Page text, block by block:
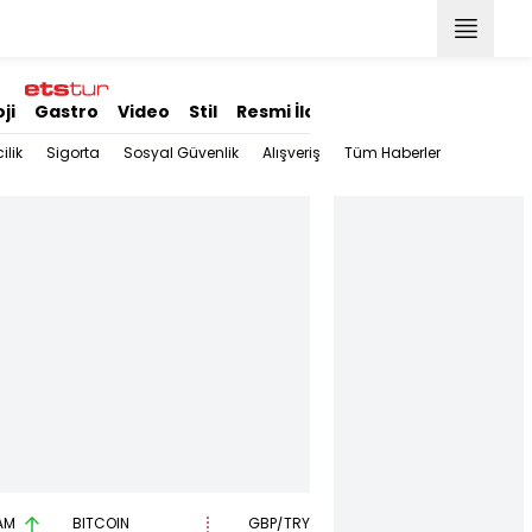
Gastro Video Stil Resmi İlanlar
Sigorta Sosyal Güvenlik Alışveriş Tüm Haberler
BITCOIN GBP/TRY